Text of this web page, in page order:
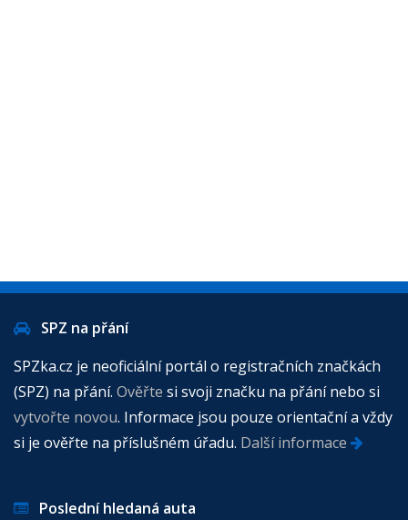
SPZ na přání
SPZka.cz je neoficiální portál o registračních značkách
(SPZ) na přání. Ověřte si svoji značku na přání nebo si
vytvořte novou. Informace jsou pouze orientační a vždy
si je ověřte na příslušném úřadu. Další informace
Poslední hledaná auta